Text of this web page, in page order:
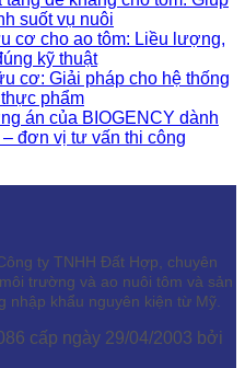
suốt vụ nuôi
cơ cho ao tôm: Liều lượng,
kỹ thuật
cơ: Giải pháp cho hệ thống
phẩm
án của BIOGENCY dành
đơn vị tư vấn thi công
ty TNHH Đất Hợp, chuyên
trường và ao nuôi tôm và sản
nhập khẩu nguyên kiện từ Mỹ.
cấp ngày 29/04/2003 bởi